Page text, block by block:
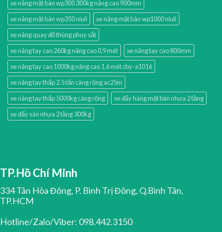
xe nâng mặt bàn wp300 300kg nâng cao 900mm
xe nâng mặt bàn wp350 niuli
xe nâng mặt bàn wp1000 niuli
xe nâng quay đổ thùng phuy sắt
xe nâng tay cao 260kg nâng cao 0.9 mét
xe nâng tay cao 800mm
xe nâng tay cao 1000kg nâng cao 1.6 mét cby-a1016
xe nâng tay thấp 2.5 tấn càng rộng ac25m
xe nâng tay thấp 5000kg càng rộng
xe đẩy hàng mặt bàn nhựa 2 tầng
xe đẩy sàn nhựa 2 tầng 300kg
TP.Hồ Chí Minh
334 Tân Hòa Đông, P. Bình Trị Đông, Q.Bình Tân,
TP.HCM
Hotline/Zalo/Viber: 098.442.3150